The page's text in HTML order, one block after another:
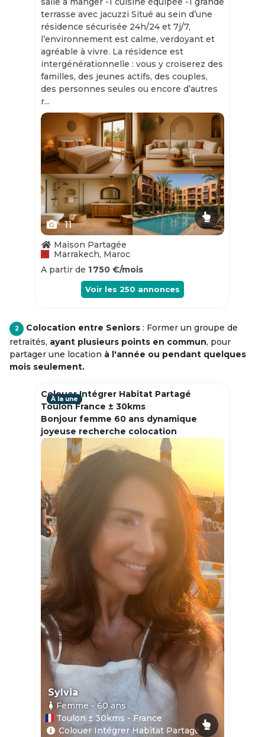
terrasse avec jacuzzi Situé au sein d’une
résidence sécurisée 24h/24 et 7j/7,
l’environnement est calme, verdoyant et
agréable à vivre. La résidence est
intergénérationnelle : vous y croiserez des
familles, des jeunes actifs, des couples,
des personnes seules ou encore d’autres
r...
Slide 1 of 11
11
Maison Partagée
Marrakech, Maroc
A partir de 1 750 €/mois
Voir les 250 annonces
2 Colocation entre Seniors : Former un groupe de
retraités, ayant plusieurs points en commun, pour
partager une location à l'année ou pendant quelques
mois seulement.
Colouer Intégrer Habitat Partagé
Toulon France ± 30kms
Bonjour femme 60 ans dynamique
joyeuse recherche colocation
À la une
Sylvia
Femme - 60ans
Toulon ± 30kms - France
Colouer Intégrer Habitat Partagé